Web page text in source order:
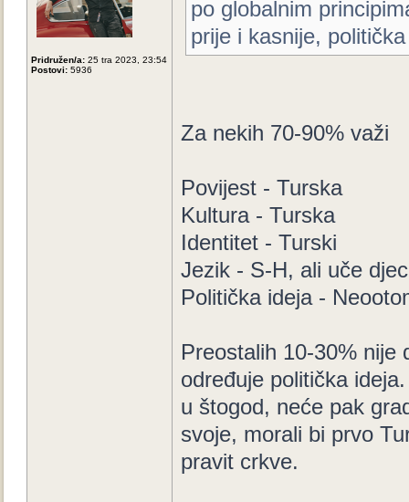
Pridružen/a: 25 tra 2023, 23:54
Postovi: 5936
po globalnim
prije i kasnije,
Za nekih 70-90% važi
Povijest - Turska
Kultura - Turska
Identitet - Turski
Jezik - S-H, ali uče
Politička ideja -
Preostalih 10-30% nije
određuje politička
u štogod, neće pak
svoje, morali bi prvo
pravit crkve.